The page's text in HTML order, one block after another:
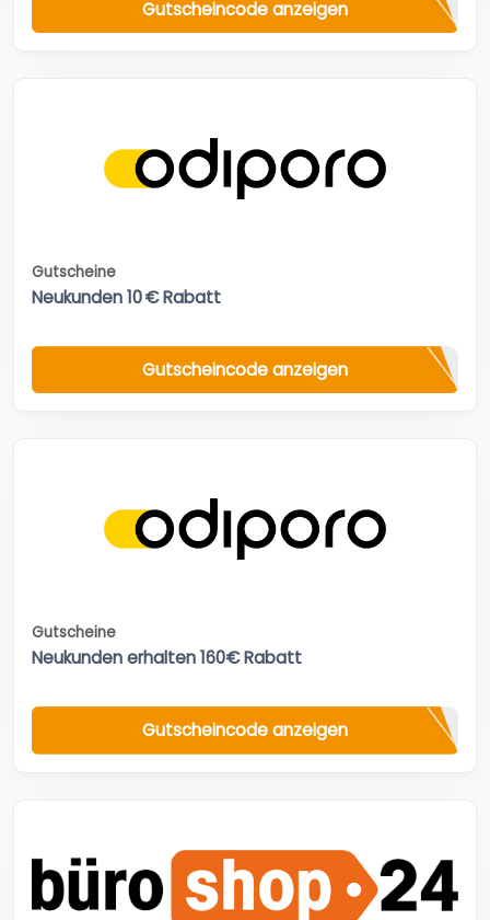
Gutscheincode anzeigen
Gutscheine
Neukunden 10 € Rabatt
Gutscheincode anzeigen
Gutscheine
Neukunden erhalten 160€ Rabatt
Gutscheincode anzeigen